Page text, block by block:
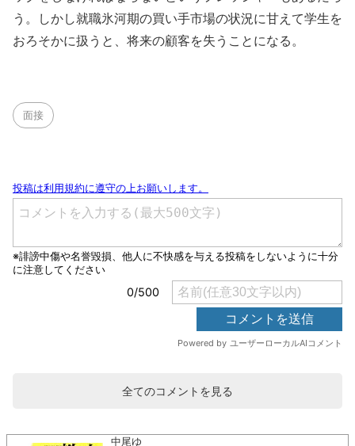
う。しかし就職氷河期の買い手市場の状況に甘えて学生を
おろそかに扱うと、将来の顧客を失うことになる。
面接
全てのコメントを見る
中尾ゆ